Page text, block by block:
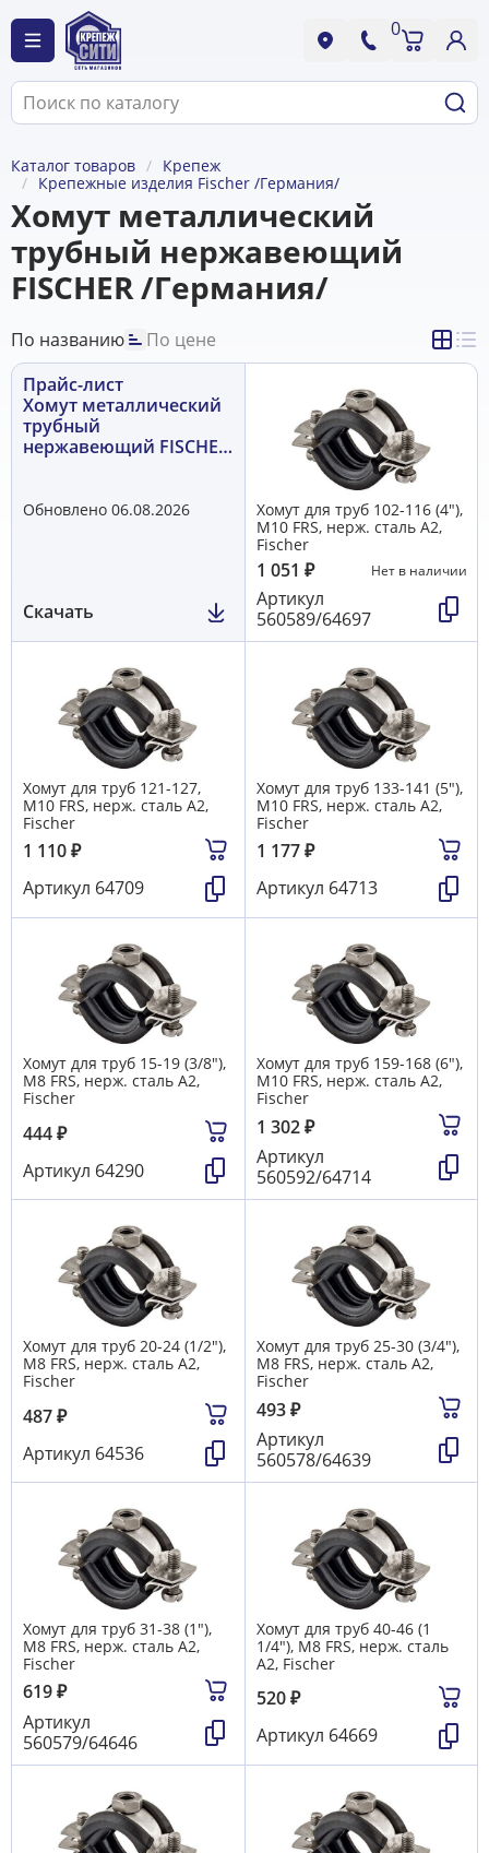
0
Каталог товаров
Крепеж
Крепежные изделия Fischer /Германия/
Хомут металлический
трубный нержавеющий
FISCHER /Германия/
По названию
По цене
Прайс-лист
Хомут металлический
трубный
нержавеющий FISCHER
Обновлено 06.08.2026
Скачать
Хомут для труб 102-116 (4"),
М10 FRS, нерж. сталь А2,
Fischer
1 051 ₽ Нет в наличии
Артикул
560589/64697
Хомут для труб 121-127,
М10 FRS, нерж. сталь А2,
Fischer
1 110₽
Артикул 64709
Хомут для труб 133-141 (5"),
М10 FRS, нерж. сталь А2,
Fischer
1 177₽
Артикул 64713
Хомут для труб 15-19 (3/8"),
М8 FRS, нерж. сталь А2,
Fischer
444₽
Артикул 64290
Хомут для труб 159-168 (6"),
М10 FRS, нерж. сталь А2,
Fischer
1 302₽
Артикул
560592/64714
Хомут для труб 20-24 (1/2"),
М8 FRS, нерж. сталь А2,
Fischer
487₽
Артикул 64536
Хомут для труб 25-30 (3/4"),
М8 FRS, нерж. сталь А2,
Fischer
493₽
Артикул
560578/64639
Хомут для труб 31-38 (1"),
М8 FRS, нерж. сталь А2,
Fischer
619₽
Артикул
560579/64646
Хомут для труб 40-46 (1
1/4"), М8 FRS, нерж. сталь
А2, Fischer
520₽
Артикул 64669